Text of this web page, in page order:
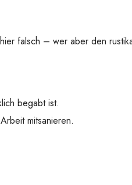
falsch – wer aber den
begabt ist.
mitsanieren.